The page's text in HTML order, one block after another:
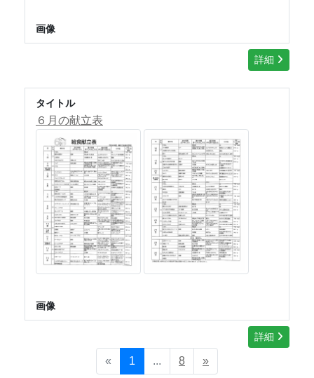
画像
詳細
タイトル
６月の献立表
画像
詳細
« 1 ... 8 »